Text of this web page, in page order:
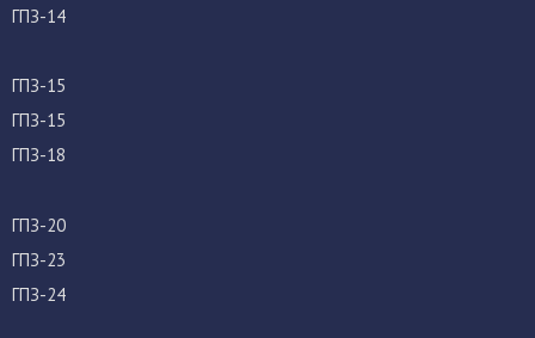
ГПЗ-14
ГПЗ-15
ГПЗ-15
ГПЗ-18
ГПЗ-20
ГПЗ-23
ГПЗ-24